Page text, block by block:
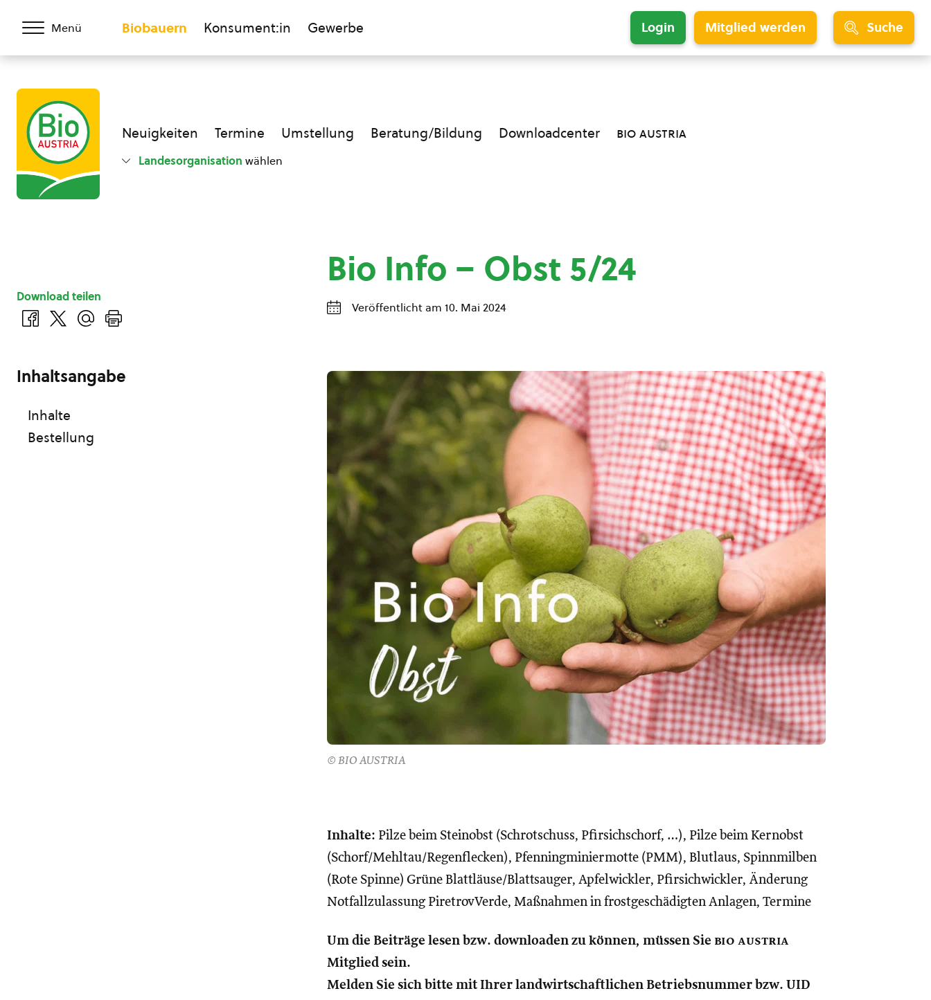
Menü Biobauern Konsument:in Gewerbe Login Mitglied werden Suche
Neuigkeiten Termine Umstellung Beratung/Bildung Downloadcenter bio austria
Landesorganisation wählen
Bio Info – Obst 5/24
Veröffentlicht am 10. Mai 2024
© BIO AUSTRIA
Inhalte: Pilze beim Steinobst (Schrotschuss, Pfirsichschorf, …), Pilze beim Kernobst
(Schorf/Mehltau/Regenflecken), Pfenningminiermotte (PMM), Blutlaus, Spinnmilben
(Rote Spinne) Grüne Blattläuse/Blattsauger, Apfelwickler, Pfirsichwickler, Änderung
Notfallzulassung PiretrovVerde, Maßnahmen in frostgeschädigten Anlagen, Termine
Um die Beiträge lesen bzw. downloaden zu können, müssen Sie bio austria
Mitglied sein.
Melden Sie sich bitte mit Ihrer landwirtschaftlichen Betriebsnummer bzw. UID
Download teilen
Inhaltsangabe
Inhalte
Bestellung